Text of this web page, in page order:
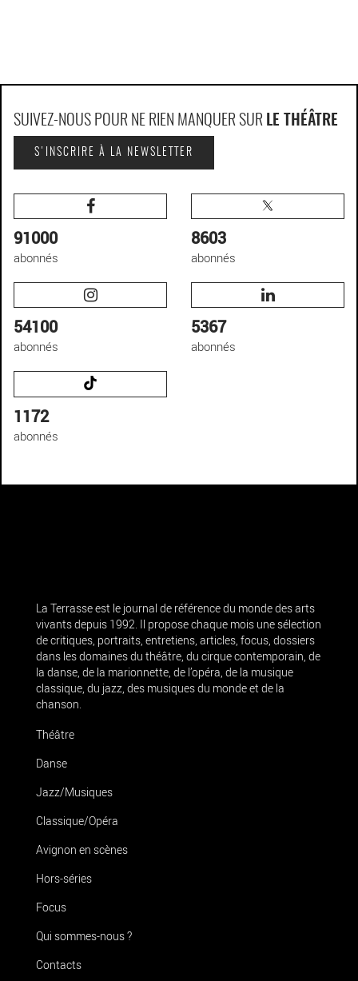
SUIVEZ-NOUS POUR NE RIEN MANQUER SUR LE THÉÂTRE
S'INSCRIRE À LA NEWSLETTER
91000
abonnés
8603
abonnés
54100
abonnés
5367
abonnés
1172
abonnés
La Terrasse est le journal de référence du monde des arts
vivants depuis 1992. Il propose chaque mois une sélection
de critiques, portraits, entretiens, articles, focus, dossiers
dans les domaines du théâtre, du cirque contemporain, de
la danse, de la marionnette, de l’opéra, de la musique
classique, du jazz, des musiques du monde et de la
chanson.
Théâtre
Danse
Jazz/Musiques
Classique/Opéra
Avignon en scènes
Hors-séries
Focus
Qui sommes-nous ?
Contacts